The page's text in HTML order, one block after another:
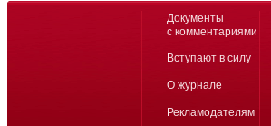
Документы
с комментариями
Вступают в силу
О журнале
Рекламодателям